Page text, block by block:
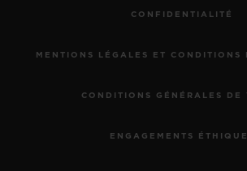
CONFIDENTIALITÉ
MENTIONS LÉGALES ET CONDITIONS
CONDITIONS GÉNÉRALES DE
ENGAGEMENTS